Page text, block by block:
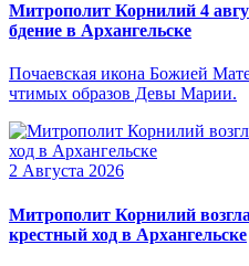
Митрополит Корнилий 4
бдение в Архангельске
Почаевская икона Божией
чтимых образов Девы Марии.
2 Августа 2026
Митрополит Корнилий
крестный ход в Архангельске